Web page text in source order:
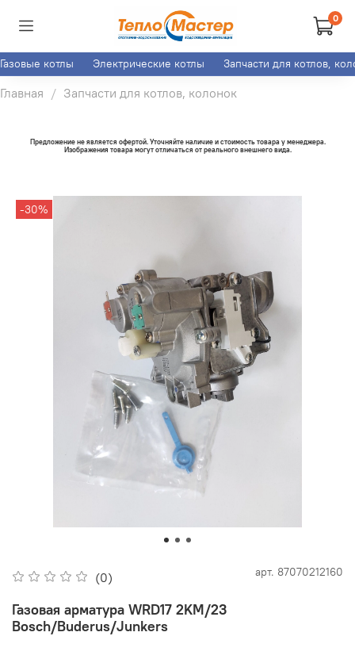
0
Газовые котлы Электрические котлы Запчасти для котлов,
Главная Запчасти для котлов, колонок
Предложение не является офертой. Уточняйте наличие и стоимость товара у менеджера.
Изображения товара могут отличаться от реального внешнего вида.
-30%
(0) арт. 87070212160
Газовая арматура WRD17 2KM/23
Bosch/Buderus/Junkers